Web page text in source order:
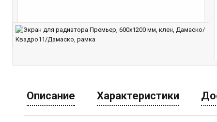
Описание Характеристики